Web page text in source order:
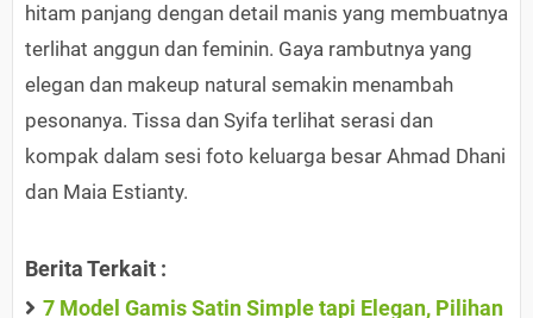
hitam panjang dengan detail manis yang membuatnya
terlihat anggun dan feminin. Gaya rambutnya yang
elegan dan makeup natural semakin menambah
pesonanya. Tissa dan Syifa terlihat serasi dan
kompak dalam sesi foto keluarga besar Ahmad Dhani
dan Maia Estianty.
Berita Terkait :
7 Model Gamis Satin Simple tapi Elegan, Pilihan